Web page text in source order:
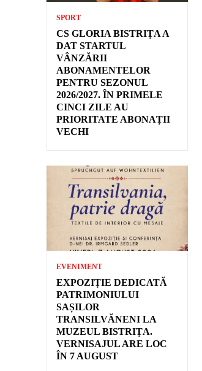
SPORT
CS GLORIA BISTRIȚA A
DAT STARTUL
VÂNZĂRII
ABONAMENTELOR
PENTRU SEZONUL
2026/2027. ÎN PRIMELE
CINCI ZILE AU
PRIORITATE ABONAȚII
VECHI
EVENIMENT
EXPOZIȚIE DEDICATĂ
PATRIMONIULUI
SAȘILOR
TRANSILVĂNENI LA
MUZEUL BISTRIȚA.
VERNISAJUL ARE LOC
ÎN 7 AUGUST